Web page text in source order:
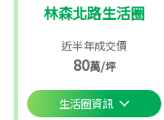
林森北路生活圈
近半年成交價
80萬/坪
生活圈資訊